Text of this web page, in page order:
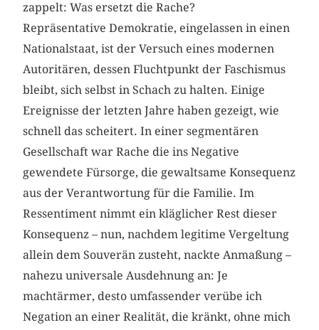
zappelt: Was ersetzt die Rache?
Repräsentative Demokratie, eingelassen in einen
Nationalstaat, ist der Versuch eines modernen
Autoritären, dessen Fluchtpunkt der Faschismus
bleibt, sich selbst in Schach zu halten. Einige
Ereignisse der letzten Jahre haben gezeigt, wie
schnell das scheitert. In einer segmentären
Gesellschaft war Rache die ins Negative
gewendete Fürsorge, die gewaltsame Konsequenz
aus der Verantwortung für die Familie. Im
Ressentiment nimmt ein kläglicher Rest dieser
Konsequenz – nun, nachdem legitime Vergeltung
allein dem Souverän zusteht, nackte Anmaßung –
nahezu universale Ausdehnung an: Je
machtärmer, desto umfassender verübe ich
Negation an einer Realität, die kränkt, ohne mich